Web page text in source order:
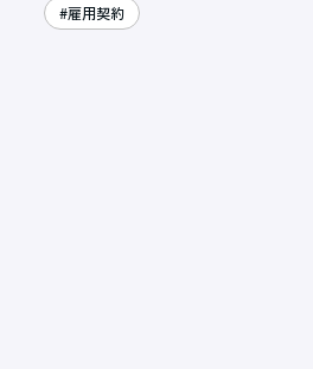
#雇用契約